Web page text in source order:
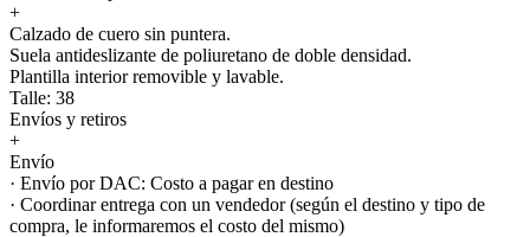
+
Calzado de cuero sin puntera.
Suela antideslizante de poliuretano de doble densidad.
Plantilla interior removible y lavable.
Talle: 38
Envíos y retiros
+
Envío
· Envío por DAC: Costo a pagar en destino
· Coordinar entrega con un vendedor (según el destino y tipo de
compra, le informaremos el costo del mismo)